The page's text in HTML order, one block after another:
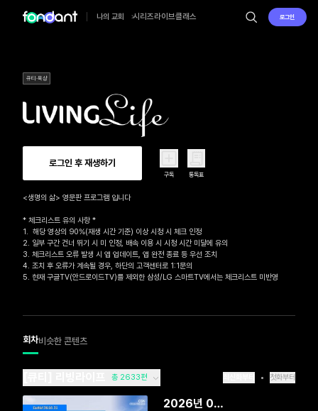
나의 교회 시리즈라이브클래스 로그인
큐티·묵상
로그인 후 재생하기
구독 통독표
<생명의 삶> 영문판 프로그램 입니다
* 체크리스트 유의 사항 *
1.  해당 영상의 90%(재생 시간 기준) 이상 시청 시 체크 인정
2. 일부 구간 건너 뛰기 시 미 인정, 배속 이용 시 시청 시간 미달에 유의
3. 체크리스트 오류 발생 시 앱 업데이트, 앱 완전 종료 등 우선 조치
4. 조치 후 오류가 계속될 경우, 하단의 고객센터로 1:1문의
5. 현재 구글TV(안드로이드TV)를 제외한 삼성/LG 스마트TV에서는 체크리스트 미반영
회차비슷한 콘텐츠
총 2633편 첫화부터
2026년 08